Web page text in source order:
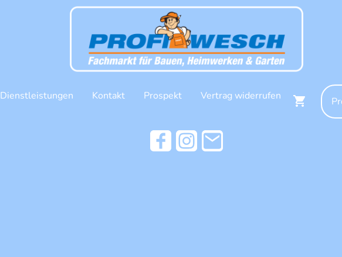
Dienstleistungen Kontakt Prospekt Vertrag widerrufen